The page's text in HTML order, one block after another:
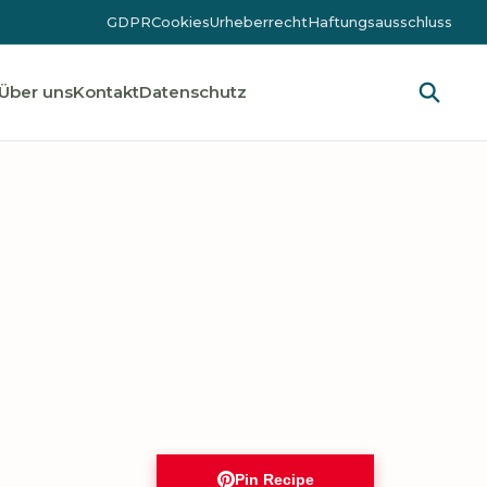
GDPRCookiesUrheberrechtHaftungsausschluss
Über unsKontaktDatenschutz
Pin Recipe